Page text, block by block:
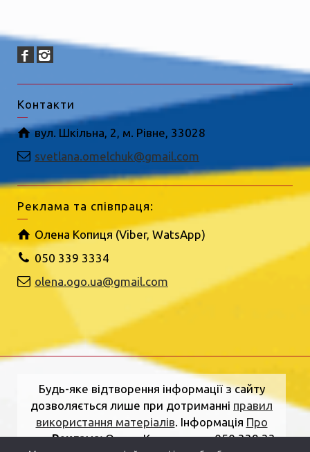
Контакти
вул. Шкільна, 2, м. Рівне, 33028
svetlana.omelchuk@gmail.com
Реклама та співпраця:
Олена Копиця (Viber, WatsApp)
050 339 3334
olena.ogo.ua@gmail.com
Будь-яке відтворення інформації з сайту
дозволяється лише при дотриманні правил
використання матеріалів. Інформація Про
нас.Реклама:Олена Копиця, тел. 050 339 33